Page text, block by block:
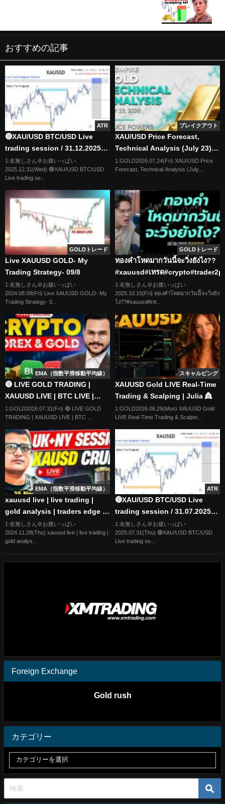
おすすめの記事
ATR
🔴XAU/USD BTC/USD Live
trading session / 31.12.2025
#xauusd #btcusd #gold #forex
#nfp #cpi #stocks
1:名無しさん＠お腹いっぱい
2025.12.31(Wed) 🔴XAU/USD BTC/USD
Live trading se...
ブレイクアウト
XAU/USD Price Forecast,
Technical Analysis (July 23):
Gold Pulls Back to Key Levels
1:GOLD2026.07.24(Fri) XAU/USD Price
Forecast, Technical Analysis (July...
GOLDトレード
Live XAUUSD GOLD- My
Trading Strategy- 09/8
1:名無しさん＠お腹いっぱい
2024.08.09(Fri) Live XAUUSD GOLD- My
Trading Strategy- 0...
GOLDトレード
ทองคำโหดมากวันนี้จะวิ่งยังไง??
#xauusd#เทรด#crypto#trader2p
1:名無しさん＠お腹いっぱい
2025.10.10(Fri) ทองคำโหดมากวันนี้จะวิ่งยัง
ไง??#xauusd#เท...
EMA（指数平滑移動平均線）
🔴 LIVE GOLD TRADING |
XAUUSD LIVE | BTC LIVE |
FOREX LIVE 🚀 | BULLISH
BULL MASTER
1:GOLD2026.07.31(Fri) 🔴 LIVE GOLD
TRADING | XAUUSD LIVE | BTC ...
スキャルピング
XAUUSD Gold LIVE Real-Time
Trading & Scalping | Julia 👸
1:GOLD2026.06.29(Mon) XAUUSD Gold
LIVE Real-Time Trading & Scalpin...
EMA（指数平滑移動平均線）
xauusd live | live trading |
gold analysis | traders edge |
Gold Live #xauusdlive #forex
28/11/24
1:名無しさん＠お腹いっぱい
2024.11.28(Thu) xauusd live | live trading |
gold analys...
ATR
🔴XAU/USD BTC/USD Live
trading session / 31.07.2025
#xauusd #btcusd #gold #forex
#nfp #cpi #stocks
1:名無しさん＠お腹いっぱい
2025.07.31(Thu) 🔴XAU/USD BTC/USD
Live trading se...
Foreign Exchange
Gold rush
カテゴリー